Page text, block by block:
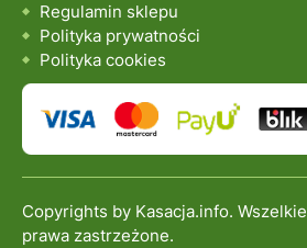
Regulamin sklepu
Polityka prywatności
Polityka cookies
Copyrights by Kasacja.info. Wszelkie
prawa zastrzeżone.